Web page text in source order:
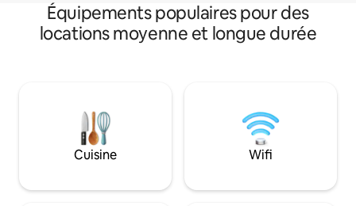
Équipements populaires pour des
locations moyenne et longue durée
Cuisine Wifi